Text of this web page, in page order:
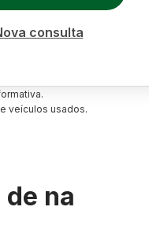
consulta
veículos usados.
de na